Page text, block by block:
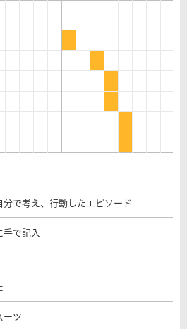
で考え、行動したエピソード
で記入
ーツ